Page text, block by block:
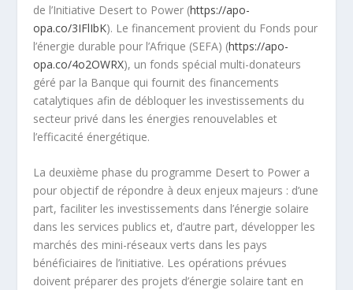
de l’Initiative Desert to Power (https://apo-
opa.co/3IFlIbK). Le financement provient du Fonds pour
l’énergie durable pour l’Afrique (SEFA) (https://apo-
opa.co/4o2OWRX), un fonds spécial multi-donateurs
géré par la Banque qui fournit des financements
catalytiques afin de débloquer les investissements du
secteur privé dans les énergies renouvelables et
l’efficacité énergétique.
La deuxième phase du programme Desert to Power a
pour objectif de répondre à deux enjeux majeurs : d’une
part, faciliter les investissements dans l’énergie solaire
dans les services publics et, d’autre part, développer les
marchés des mini-réseaux verts dans les pays
bénéficiaires de l’initiative. Les opérations prévues
doivent préparer des projets d’énergie solaire tant en